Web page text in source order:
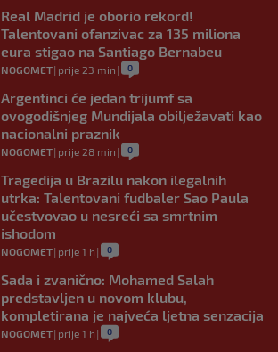
Real Madrid je oborio rekord!
Talentovani ofanzivac za 135 miliona
eura stigao na Santiago Bernabeu
NOGOMET| prije 23 min | 0
Argentinci će jedan trijumf sa
ovogodišnjeg Mundijala obilježavati kao
nacionalni praznik
NOGOMET| prije 28 min | 0
Tragedija u Brazilu nakon ilegalnih
utrka: Talentovani fudbaler Sao Paula
učestvovao u nesreći sa smrtnim
ishodom
NOGOMET| prije 1 h | 0
Sada i zvanično: Mohamed Salah
predstavljen u novom klubu,
kompletirana je najveća ljetna senzacija
NOGOMET| prije 1 h | 0